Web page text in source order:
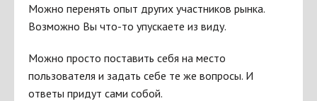
Можно перенять опыт других участников рынка.
Возможно Вы что-то упускаете из виду.
Можно просто поставить себя на место
пользователя и задать себе те же вопросы. И
ответы придут сами собой.